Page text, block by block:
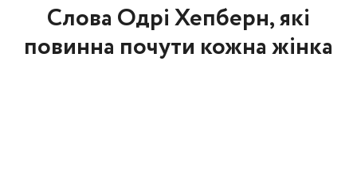
Слова Одрі Хепберн, які
повинна почути кожна жінка